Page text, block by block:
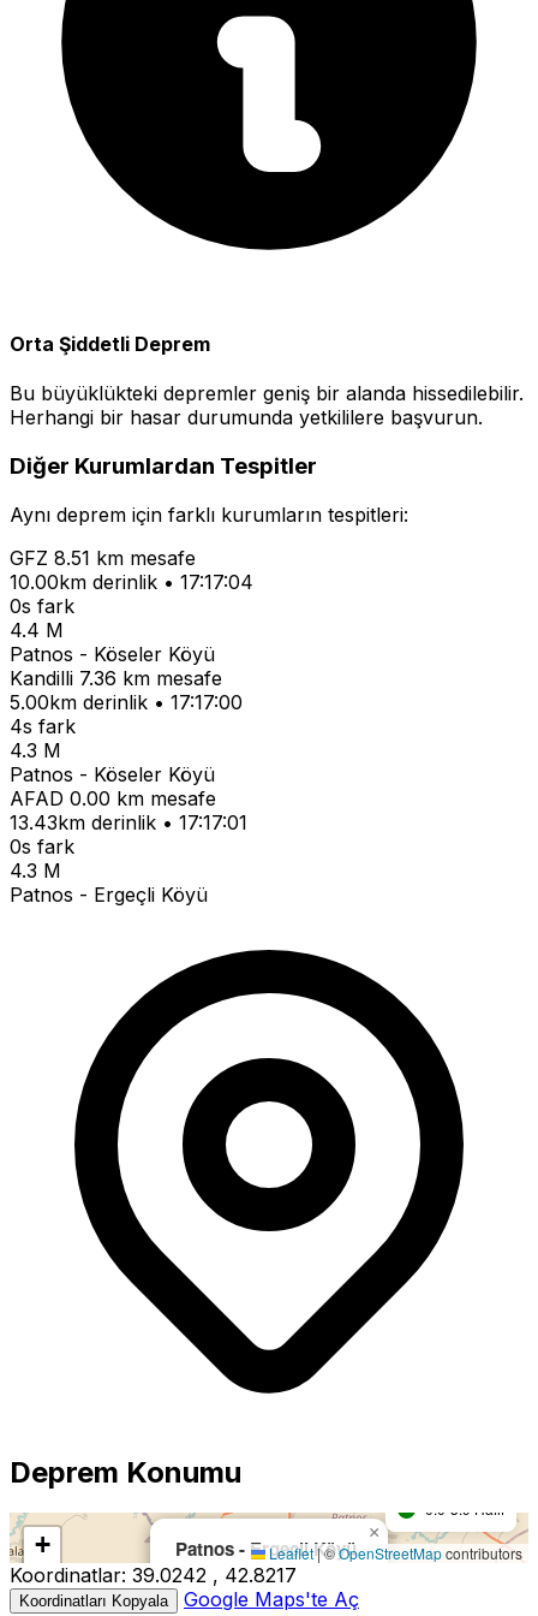
Orta Şiddetli Deprem
Bu büyüklükteki depremler geniş bir alanda hissedilebilir.
Herhangi bir hasar durumunda yetkililere başvurun.
Diğer Kurumlardan Tespitler
Aynı deprem için farklı kurumların tespitleri:
GFZ 8.51 km mesafe
10.00km derinlik • 17:17:04
0s fark
4.4 M
Patnos - Köseler Köyü
Kandilli 7.36 km mesafe
5.00km derinlik • 17:17:00
4s fark
4.3 M
Patnos - Köseler Köyü
AFAD 0.00 km mesafe
13.43km derinlik • 17:17:01
0s fark
4.3 M
Patnos - Ergeçli Köyü
Deprem Konumu
Harita yükleniyor... Patnos - Ergeçli Köyü
Büyüklük:4.3M
Derinlik:13.40km
×
+
−
0.0-3.9 Hafif
Leaflet|©OpenStreetMapcontributors
Koordinatlar: 39.0242 , 42.8217
Koordinatları Kopyala Google Maps'te Aç